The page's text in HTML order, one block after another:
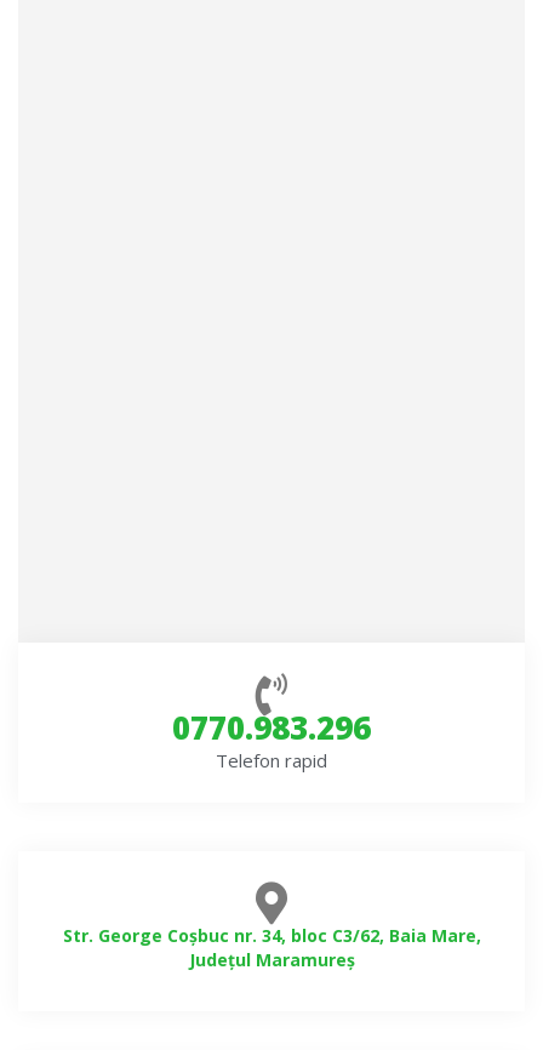
0770.983.296
Telefon rapid
Str. George Coșbuc nr. 34, bloc C3/62, Baia Mare,
Județul Maramureș